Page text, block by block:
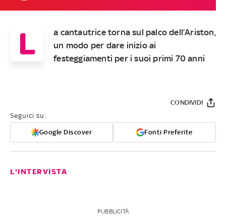
L
a cantautrice torna sul palco dell’Ariston,
un modo per dare inizio ai
festeggiamenti per i suoi primi 70 anni
Seguici su:
Google Discover Fonti Preferite
CONDIVIDI
L'INTERVISTA
PUBBLICITÀ